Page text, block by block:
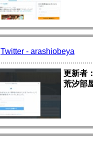
Twitter - arashiobeya
更新者：
荒汐部